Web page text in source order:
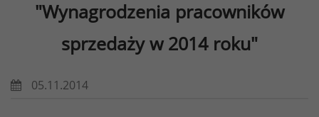
"Wynagrodzenia pracowników
sprzedaży w 2014 roku"
05.11.2014